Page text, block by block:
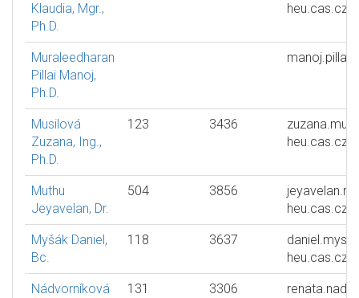
Klaudia, Mgr.,
Ph.D.
heu.cas.cz
Muraleedharan
Pillai Manoj,
Ph.D.
manoj.pillai
Musilová
Zuzana, Ing.,
Ph.D.
123 3436
heu.cas.cz
Muthu
Jeyavelan, Dr.
504 3856
heu.cas.cz
Myšák Daniel,
Bc.
118 3637
heu.cas.cz
Nádvorníková
131
3306